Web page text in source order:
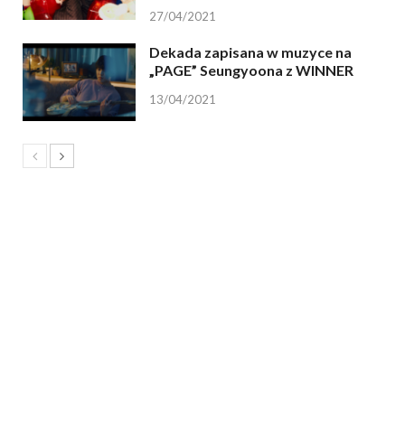
27/04/2021
Dekada zapisana w muzyce na
„PAGE” Seungyoona z WINNER
13/04/2021